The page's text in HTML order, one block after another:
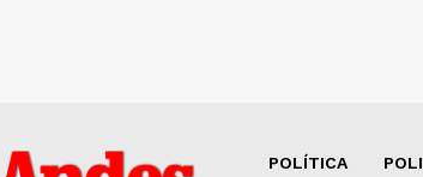
POLÍTICA